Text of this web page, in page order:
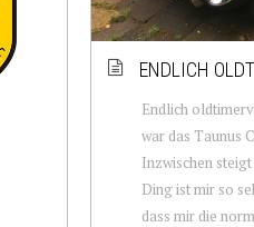
ENDLICH
Endlich
war das Taunus
Inzwischen
Ding ist mir so
dass mir die